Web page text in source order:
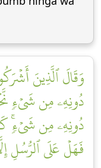
وَقَالَ ٱلَّذِينَ
دُونِهِۦ مِن شَيۡءٖ
دُونِهِۦ مِن شَيۡءٖۚ
فَهَلۡ عَلَى ٱلرُّسُلِ